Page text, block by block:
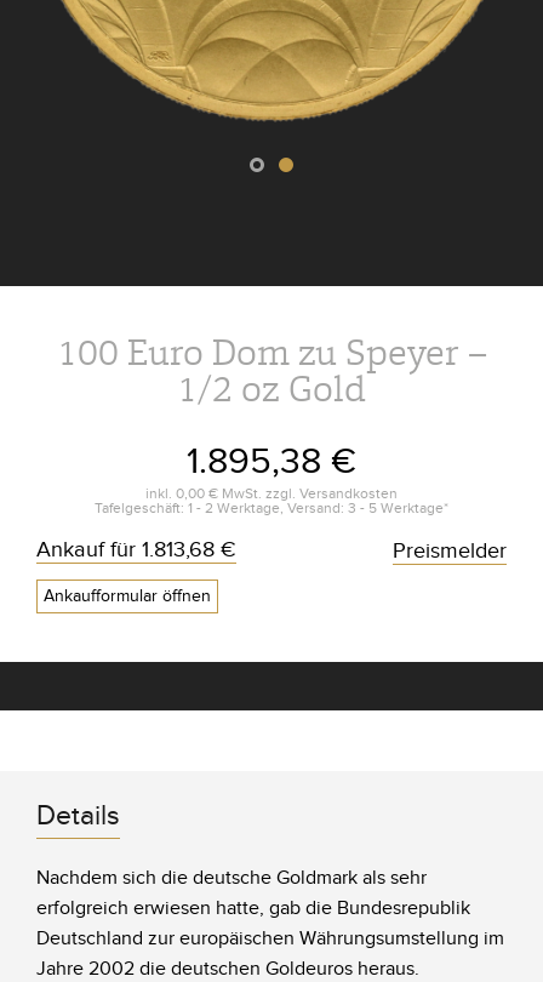
100 Euro Dom zu Speyer –
1/2 oz Gold
1.895,38 €
inkl. 0,00 € MwSt. zzgl. Versandkosten
Tafelgeschäft: 1 - 2 Werktage, Versand: 3 - 5 Werktage*
Ankauf für 1.813,68 €
Ankaufformular öffnen
Preismelder
Details
Nachdem sich die deutsche Goldmark als sehr
erfolgreich erwiesen hatte, gab die Bundesrepublik
Deutschland zur europäischen Währungsumstellung im
Jahre 2002 die deutschen Goldeuros heraus.